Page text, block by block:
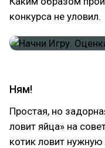
конкурса не уловил.
Ням!
Простая, но
ловит яйца» на
котик ловит нужную